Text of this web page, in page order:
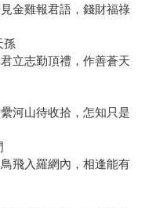
金雞報君語，錢財福祿
孫
立志勤頂禮，作善蒼天
河山待收拾，怎知只是
飛入羅網內，相逢能有